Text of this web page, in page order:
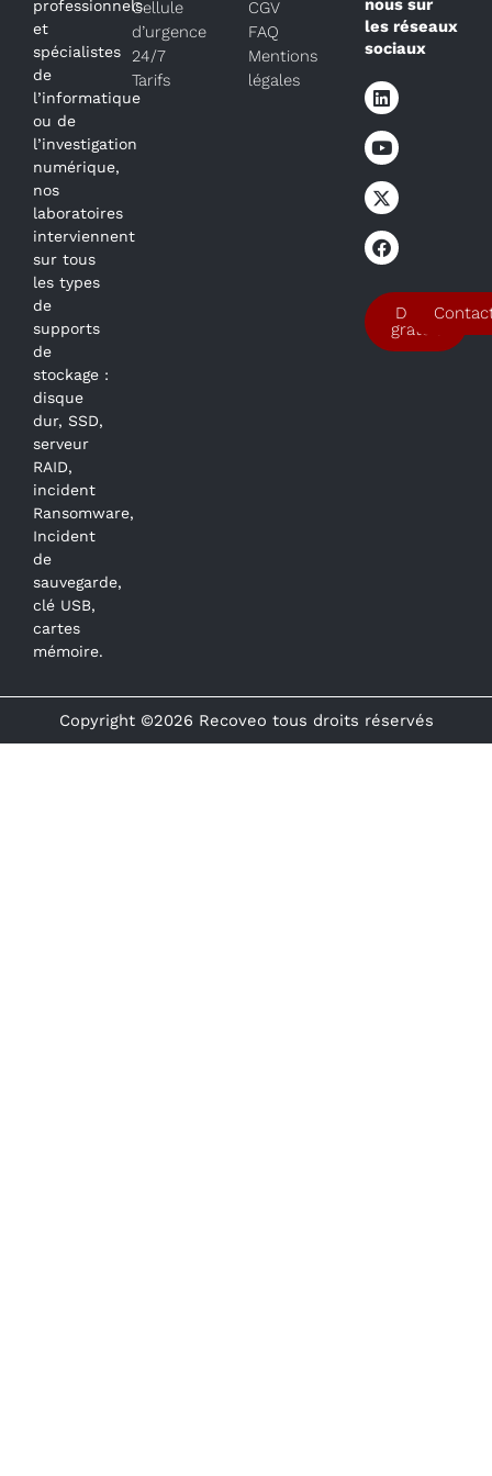
professionnels
et
spécialistes
de
l’informatique
ou de
l’investigation
numérique,
nos
laboratoires
interviennent
sur tous
les types
de
supports
de
stockage :
disque
dur, SSD,
serveur
RAID,
incident
Ransomware,
Incident
de
sauvegarde,
clé USB,
cartes
mémoire.
Cellule
d’urgence
24/7
Tarifs
CGV
FAQ
Mentions
légales
nous sur
les réseaux
sociaux
Devis
gratuit
Copyright ©2026 Recoveo tous droits réservés